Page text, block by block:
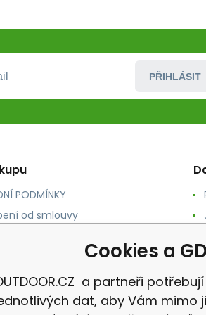
PŘIHLÁSIT
PODMÍNKY
od smlouvy
osobních údajů
Cookies a
a partneři
dat, aby Vám mimo